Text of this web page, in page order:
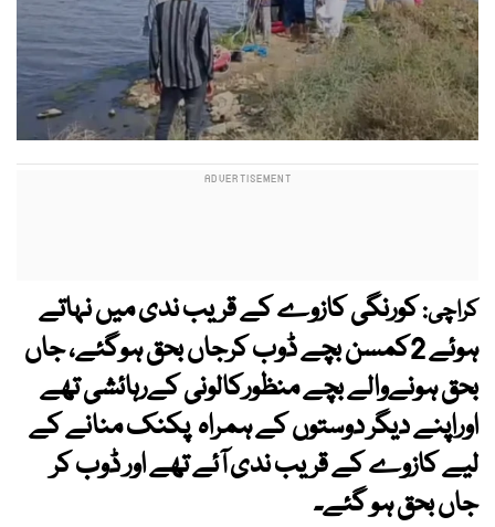
کراچی:کورنگی کازوے کے قریب ندی میں نہاتے
ہوئے 2کمسن بچے ڈوب کرجاں بحق ہوگئے، جاں
بحق ہونےوالے بچے منظورکالونی کےرہائشی تھے
اوراپنے دیگر دوستوں کے ہمراہ پکنک منانے کے
لیے کازوے کے قریب ندی آئے تھے اور ڈوب کر
جاں بحق ہو گئے۔